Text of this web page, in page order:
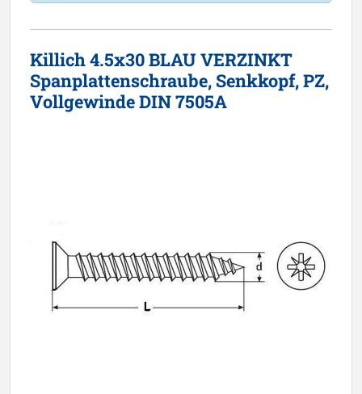
Killich 4.5x30 BLAU VERZINKT
Spanplattenschraube, Senkkopf, PZ,
Vollgewinde DIN 7505A